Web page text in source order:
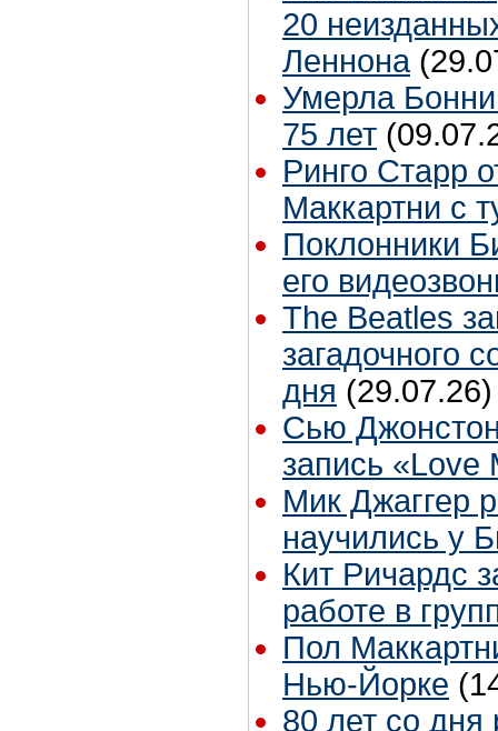
20
Леннона
Умерла
75 лет
Ринго Старр
Маккартни с
Поклонники
его
The Beatles
загадочного
дня (29.07.26)
Сью
запись «Love
Мик Джаггер
научились у
Кит Ричардс
работе в
Пол
Нью-Йорке
80 лет со